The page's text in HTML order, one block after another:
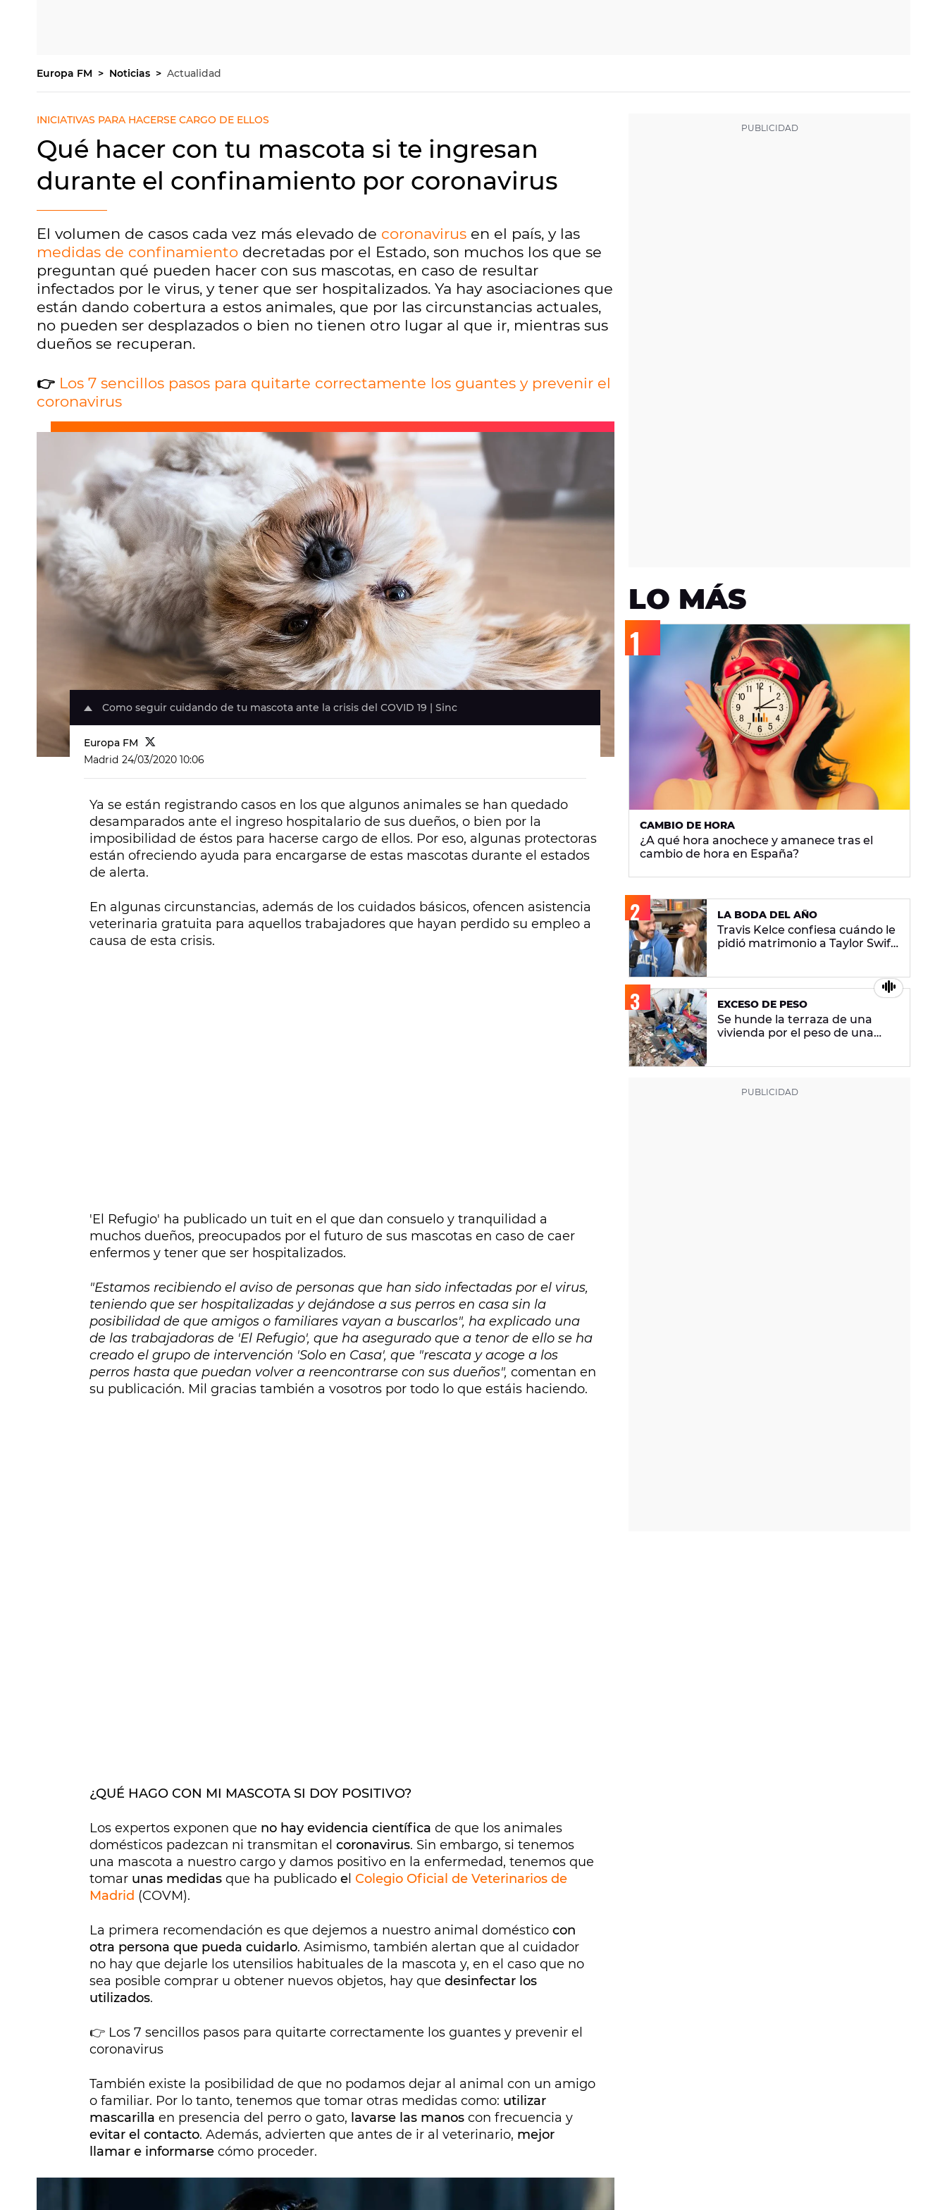
Europa FM Noticias Actualidad
INICIATIVAS PARA HACERSE CARGO DE ELLOS
Qué hacer con tu mascota si te ingresan
durante el confinamiento por coronavirus
El volumen de casos cada vez más elevado de coronavirus en el país, y las
medidas de confinamiento decretadas por el Estado, son muchos los que se
preguntan qué pueden hacer con sus mascotas, en caso de resultar
infectados por le virus, y tener que ser hospitalizados. Ya hay asociaciones que
están dando cobertura a estos animales, que por las circunstancias actuales,
no pueden ser desplazados o bien no tienen otro lugar al que ir, mientras sus
dueños se recuperan.
👉 Los 7 sencillos pasos para quitarte correctamente los guantes y prevenir el
coronavirus
Como seguir cuidando de tu mascota ante la crisis del COVID 19 | Sinc
Europa FM
Madrid 24/03/2020 10:06
Ya se están registrando casos en los que algunos animales se han quedado
desamparados ante el ingreso hospitalario de sus dueños, o bien por la
imposibilidad de éstos para hacerse cargo de ellos. Por eso, algunas protectoras
están ofreciendo ayuda para encargarse de estas mascotas durante el estados
de alerta.
En algunas circunstancias, además de los cuidados básicos, ofencen asistencia
veterinaria gratuita para aquellos trabajadores que hayan perdido su empleo a
causa de esta crisis.
'El Refugio' ha publicado un tuit en el que dan consuelo y tranquilidad a
muchos dueños, preocupados por el futuro de sus mascotas en caso de caer
enfermos y tener que ser hospitalizados.
"Estamos recibiendo el aviso de personas que han sido infectadas por el virus,
teniendo que ser hospitalizadas y dejándose a sus perros en casa sin la
posibilidad de que amigos o familiares vayan a buscarlos", ha explicado una
de las trabajadoras de 'El Refugio', que ha asegurado que a tenor de ello se ha
creado el grupo de intervención 'Solo en Casa', que "rescata y acoge a los
perros hasta que puedan volver a reencontrarse con sus dueños", comentan en
su publicación. Mil gracias también a vosotros por todo lo que estáis haciendo.
¿QUÉ HAGO CON MI MASCOTA SI DOY POSITIVO?
Los expertos exponen que no hay evidencia científica de que los animales
domésticos padezcan ni transmitan el coronavirus. Sin embargo, si tenemos
una mascota a nuestro cargo y damos positivo en la enfermedad, tenemos que
tomar unas medidas que ha publicado e Colegio Oficial de Veterinarios de
Madrid (COVM).
La primera recomendación es que dejemos a nuestro animal doméstico con
otra persona que pueda cuidarlo. Asimismo, también alertan que al cuidador
no hay que dejarle los utensilios habituales de la mascota y, en el caso que no
sea posible comprar u obtener nuevos objetos, hay que desinfectar los
utilizados.
👉 Los 7 sencillos pasos para quitarte correctamente los guantes y prevenir el
coronavirus
También existe la posibilidad de que no podamos dejar al animal con un amigo
o familiar. Por lo tanto, tenemos que tomar otras medidas como: utilizar
mascarilla en presencia del perro o gato, lavarse las manos con frecuencia y
evitar el contacto. Además, advierten que antes de ir al veterinario, mejor
llamar e informarse cómo proceder.
LO MÁS
CAMBIO DE HORA
¿A qué hora anochece y amanece tras el
cambio de hora en España?
LA BODA DEL AÑO
Travis Kelce confiesa cuándo le
pidió matrimonio a Taylor Swift:
EXCESO DE PESO
Se hunde la terraza de una
vivienda por el peso de una